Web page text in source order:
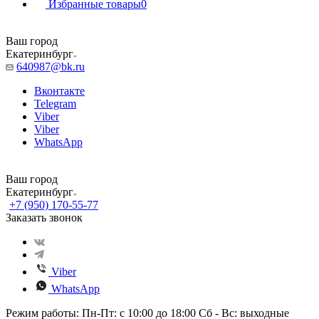
Избранные товары0
Ваш город
Екатеринбург
640987@bk.ru
Вконтакте
Telegram
Viber
Viber
WhatsApp
Ваш город
Екатеринбург
+7 (950) 170-55-77
Заказать звонок
Viber
WhatsApp
Режим работы: Пн-Пт: с 10:00 до 18:00 Сб - Вс: выходные